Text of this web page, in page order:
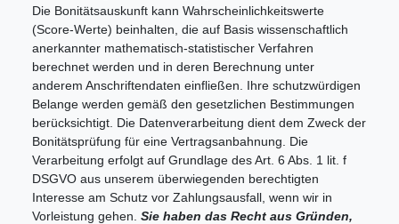
Die Bonitätsauskunft kann Wahrscheinlichkeitswerte
(Score-Werte) beinhalten, die auf Basis wissenschaftlich
anerkannter mathematisch-statistischer Verfahren
berechnet werden und in deren Berechnung unter
anderem Anschriftendaten einfließen. Ihre schutzwürdigen
Belange werden gemäß den gesetzlichen Bestimmungen
berücksichtigt. Die Datenverarbeitung dient dem Zweck der
Bonitätsprüfung für eine Vertragsanbahnung. Die
Verarbeitung erfolgt auf Grundlage des Art. 6 Abs. 1 lit. f
DSGVO aus unserem überwiegenden berechtigten
Interesse am Schutz vor Zahlungsausfall, wenn wir in
Vorleistung gehen. Sie haben das Recht aus Gründen,